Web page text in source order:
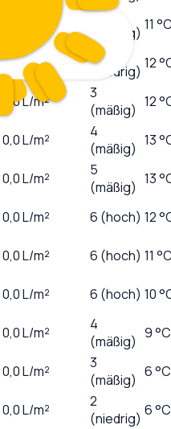
1
(niedrig) 11
0,0L/m²
(niedrig) 12
0,0L/m²
3
(mäßig) 12
0,0L/m²
4
(mäßig) 13
0,0L/m²
5
(mäßig) 13
0,0L/m² 6 (hoch) 12
0,0L/m² 6 (hoch) 11
0,0L/m² 6 (hoch) 10
0,0L/m²
4
(mäßig) 9 °C
0,0L/m²
3
(mäßig) 6 °C
0,0L/m²
2
(niedrig) 6 °C